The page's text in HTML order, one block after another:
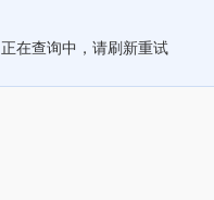
正在查询中，请刷新重试